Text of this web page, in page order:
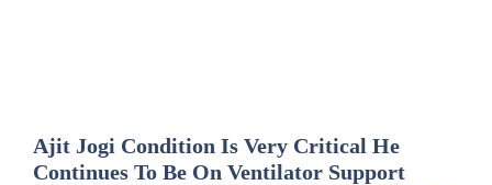
Ajit Jogi Condition Is Very Critical He
Continues To Be On Ventilator Support